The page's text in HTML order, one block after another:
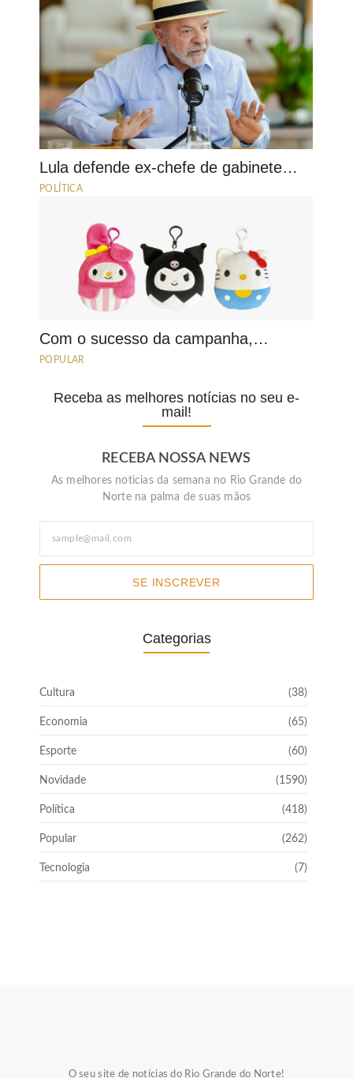
Lula defende ex-chefe de gabinete…
POLÍTICA
Com o sucesso da campanha,…
POPULAR
Receba as melhores notícias no seu e-
mail!
RECEBA NOSSA NEWS
As melhores noticias da semana no Rio Grande do
Norte na palma de suas mãos
SE INSCREVER
Categorias
Cultura (38)
Economia (65)
Esporte (60)
Novidade (1590)
Política (418)
Popular (262)
Tecnologia (7)
O seu site de notícias do Rio Grande do Norte!